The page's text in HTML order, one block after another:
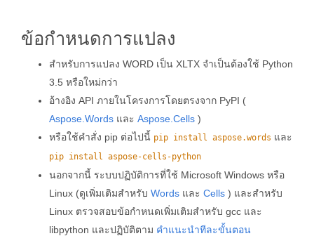
ข้อกำหนดการแปลง
สำหรับการแปลง WORD เป็น XLTX จำเป็นต้องใช้ Python
3.5 หรือใหม่กว่า
อ้างอิง API ภายในโครงการโดยตรงจาก PyPI (
Aspose.Words และ Aspose.Cells )
หรือใช้คำสั่ง pip ต่อไปนี้ pip install aspose.words และ
pip install aspose-cells-python
นอกจากนี้ ระบบปฏิบัติการที่ใช้ Microsoft Windows หรือ
Linux (ดูเพิ่มเติมสำหรับ Words และ Cells ) และสำหรับ
Linux ตรวจสอบข้อกำหนดเพิ่มเติมสำหรับ gcc และ
libpython และปฏิบัติตาม คำแนะนำทีละขั้นตอน